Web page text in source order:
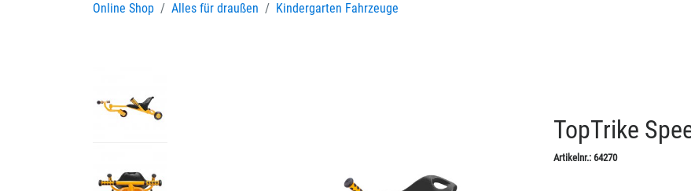
Online Shop Alles für draußen Kindergarten Fahrzeuge
TopTrike
Artikelnr.: 64270